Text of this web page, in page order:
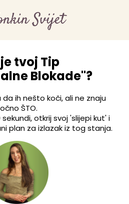
tvoj Tip
Blokade"?
ih nešto koči, ali ne znaju
ŠTO.
otkrij svoj 'slijepi kut' i
plan za izlazak iz tog stanja.